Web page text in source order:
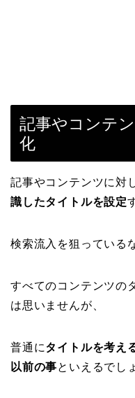
記事やコンテ
化
記事やコンテンツに対
識したタイトルを設定
検索流入を狙っている
すべてのコンテンツの
は思いませんが、
普通にタイトルを考え
以前の事といえるでし